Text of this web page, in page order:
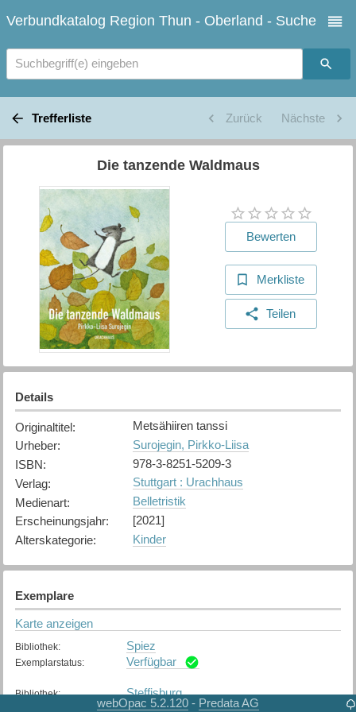
Verbundkatalog Region Thun - Oberland - Suche
Suchbegriff(e) eingeben
Trefferliste Zurück Nächste
Die tanzende Waldmaus
Bewerten
Merkliste
Teilen
Details
Originaltitel:
Metsähiiren tanssi
Urheber:
Surojegin, Pirkko-Liisa
ISBN:
978-3-8251-5209-3
Verlag:
Stuttgart : Urachhaus
Medienart:
Belletristik
Erscheinungsjahr:
[2021]
Alterskategorie: Kinder
Exemplare
Karte anzeigen
Bibliothek: Spiez
Exemplarstatus: Verfügbar
Bibliothek: Steffisburg
Nicht verfügbar
webOpac 5.2.120 - Predata AG